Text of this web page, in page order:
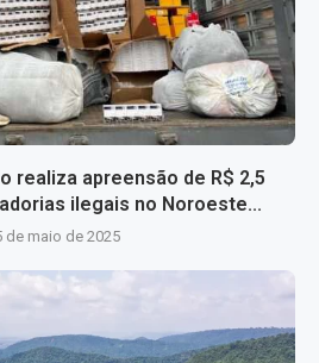
realiza apreensão de R$ 2,5
ilegais no Noroeste...
de maio de 2025